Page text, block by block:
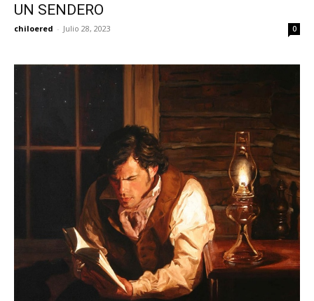
UN SENDERO
chiloered - Julio 28, 2023 0